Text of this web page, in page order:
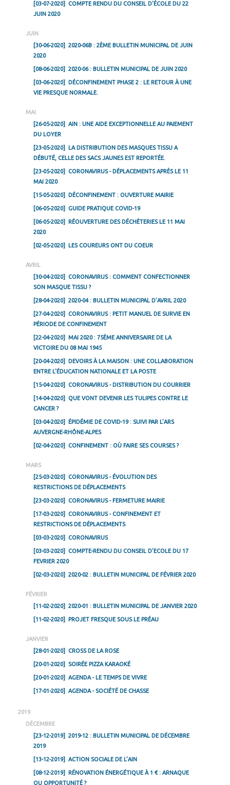
[03-07-2020]
COMPTE RENDU DU CONSEIL D’ÉCOLE DU 22
JUIN 2020
JUIN
[30-06-2020]
2020-06B : 2ÈME BULLETIN MUNICIPAL DE JUIN
2020
[08-06-2020] 2020-06 : BULLETIN MUNICIPAL DE JUIN 2020
[03-06-2020]
DÉCONFINEMENT PHASE 2 : LE RETOUR À UNE
VIE PRESQUE NORMALE.
MAI
[26-05-2020]
AIN : UNE AIDE EXCEPTIONNELLE AU PAIEMENT
DU LOYER
[23-05-2020]
LA DISTRIBUTION DES MASQUES TISSU A
DÉBUTÉ, CELLE DES SACS JAUNES EST REPORTÉE.
[23-05-2020]
CORONAVIRUS - DÉPLACEMENTS APRÈS LE 11
MAI 2020
[15-05-2020] DÉCONFINEMENT : OUVERTURE MAIRIE
[06-05-2020] GUIDE PRATIQUE COVID-19
[06-05-2020]
RÉOUVERTURE DES DÉCHÈTERIES LE 11 MAI
2020
[02-05-2020] LES COUREURS ONT DU COEUR
AVRIL
[30-04-2020]
CORONAVIRUS : COMMENT CONFECTIONNER
SON MASQUE TISSU ?
[28-04-2020] 2020-04 : BULLETIN MUNICIPAL D’AVRIL 2020
[27-04-2020]
CORONAVIRUS : PETIT MANUEL DE SURVIE EN
PÉRIODE DE CONFINEMENT
[22-04-2020]
MAI 2020 : 75ÈME ANNIVERSAIRE DE LA
VICTOIRE DU 08 MAI 1945
[20-04-2020]
DEVOIRS À LA MAISON : UNE COLLABORATION
ENTRE L’ÉDUCATION NATIONALE ET LA POSTE
[15-04-2020] CORONAVIRUS - DISTRIBUTION DU COURRIER
[14-04-2020]
QUE VONT DEVENIR LES TULIPES CONTRE LE
CANCER ?
[03-04-2020]
ÉPIDÉMIE DE COVID-19 : SUIVI PAR L’ARS
AUVERGNE-RHÔNE-ALPES
[02-04-2020] CONFINEMENT : OÙ FAIRE SES COURSES ?
MARS
[25-03-2020]
CORONAVIRUS - ÉVOLUTION DES
RESTRICTIONS DE DÉPLACEMENTS
[23-03-2020] CORONAVIRUS - FERMETURE MAIRIE
[17-03-2020]
CORONAVIRUS - CONFINEMENT ET
RESTRICTIONS DE DÉPLACEMENTS
[03-03-2020] CORONAVIRUS
[03-03-2020]
COMPTE-RENDU DU CONSEIL D’ECOLE DU 17
FEVRIER 2020
[02-03-2020] 2020-02 : BULLETIN MUNICIPAL DE FÉVRIER 2020
FÉVRIER
[11-02-2020]
2020-01 : BULLETIN MUNICIPAL DE JANVIER 2020
[11-02-2020] PROJET FRESQUE SOUS LE PRÉAU
JANVIER
[28-01-2020]
CROSS DE LA ROSE
[20-01-2020] SOIRÉE PIZZA KARAOKÉ
[20-01-2020] AGENDA - LE TEMPS DE VIVRE
[17-01-2020] AGENDA - SOCIÉTÉ DE CHASSE
2019
DÉCEMBRE
[23-12-2019]
2019-12 : BULLETIN MUNICIPAL DE DÉCEMBRE
2019
[13-12-2019] ACTION SOCIALE DE L’AIN
[08-12-2019]
RÉNOVATION ÉNERGÉTIQUE À 1 € : ARNAQUE
OU OPPORTUNITÉ ?